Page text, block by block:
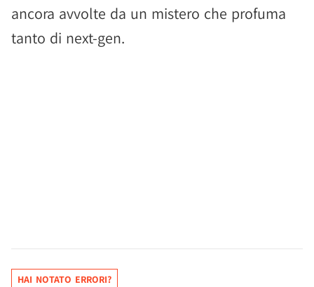
ancora avvolte da un mistero che profuma
tanto di next-gen.
HAI NOTATO ERRORI?